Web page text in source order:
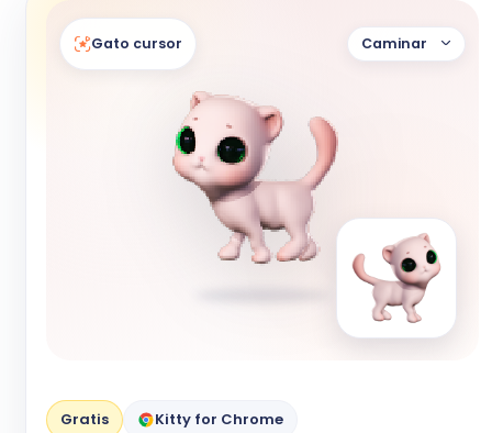
Gato cursor Caminar
Gratis Kitty for Chrome